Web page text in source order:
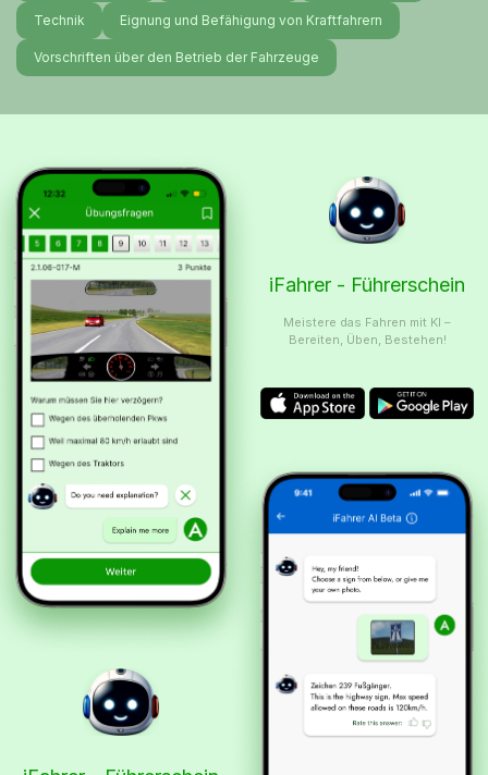
Technik Eignung und Befähigung von Kraftfahrern
Vorschriften über den Betrieb der Fahrzeuge
iFahrer - Führerschein
Meistere das Fahren mit KI –
Bereiten, Üben, Bestehen!